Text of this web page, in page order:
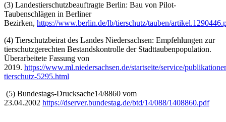
(3) Landestierschutzbeauftragte Berlin: Bau von Pilot-
Taubenschlägen in Berliner
Bezirken, https://www.berlin.de/lb/tierschutz/tauben/
(4) Tierschutzbeirat des Landes Niedersachsen: Empfehlungen zur
tierschutzgerechten Bestandskontrolle der Stadttaubenpopulation.
Überarbeitete Fassung von
2019. https://www.ml.niedersachsen.de/startseite/service/
tierschutz-5295.html
(5) Bundestags-Drucksache14/8860 vom
23.04.2002 https://dserver.bundestag.de/btd/14/088/1408860.pdf